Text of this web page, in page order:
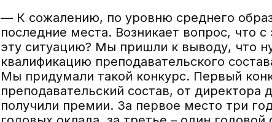
— К сожалению, по уровню среднего
последние места. Возникает вопрос, что
эту ситуацию? Мы пришли к выводу, что
квалификацию преподавательского
Мы придумали такой конкурс. Первый
преподавательский состав, от директора
получили премии. За первое место три